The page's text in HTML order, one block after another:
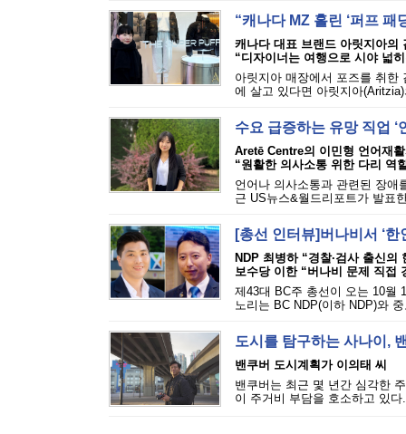
“캐나다 MZ 홀린 ‘퍼프 패
캐나다 대표 브랜드 아릿지아의
“디자이너는 여행으로 시야 넓
아릿지아 매장에서 포즈를 취한
에 살고 있다면 아릿지아
수요 급증하는 유망 직업 ‘
Aretē Centre의 이민형 언어재
“원활한 의사소통 위한 다리 역
언어나 의사소통과 관련된 장애
근 US뉴스&월드리포트가 발표
[총선 인터뷰]버나비서 ‘
NDP 최병하 “경찰·검사 출신의
보수당 이한 “버나비 문제 직접
제43대 BC주 총선이 오는 10월
노리는 BC NDP(이하 NDP)와
도시를 탐구하는 사나이,
밴쿠버 도시계획가 이의태 씨
밴쿠버는 최근 몇 년간 심각한
이 주거비 부담을 호소하고 있